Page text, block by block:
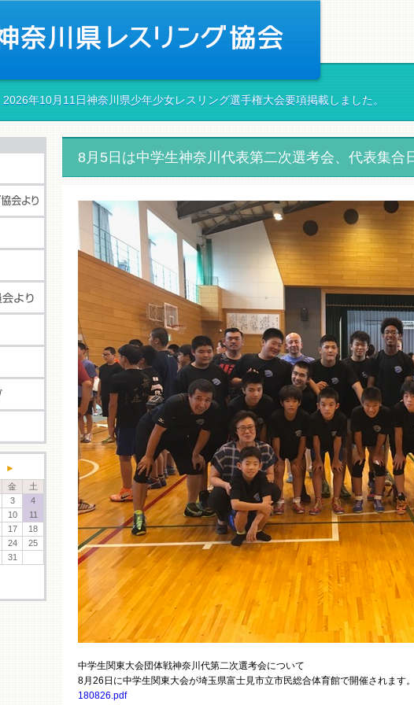
2026年10月11日神奈川県少年少女レスリング選手権大会要項掲載しました。
8月5日は中学生神奈川代表第二次選考会、代表集合
中学生関東大会団体戦神奈川代第二次選考会について
8月26日に中学生関東大会が埼玉県富士見市立市民総合体育館で開催されます。
180826.pdf
►
金
土
3
4
10
11
17
18
24
25
31